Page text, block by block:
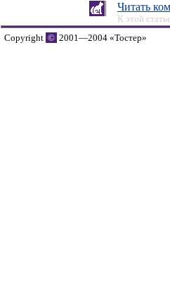
Читать
К этой
Copyright © 2001—2004 «Тостер»